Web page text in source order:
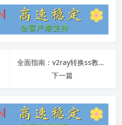
全面指南：v2ray转换ss教程及常见问题解答
下一篇